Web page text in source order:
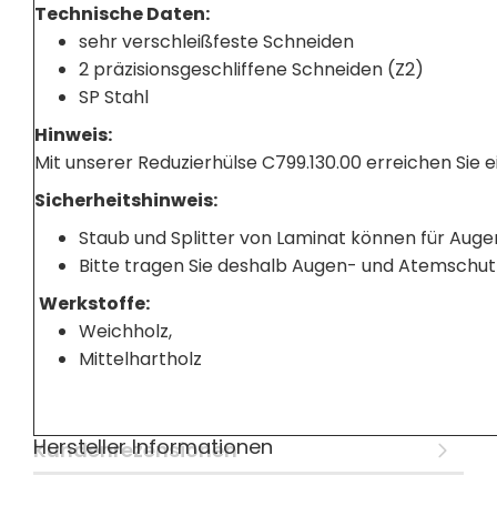
Technische Daten:
sehr verschleißfeste Schneiden
2 präzisionsgeschliffene Schneiden (Z2)
SP Stahl
Hinweis:
Mit unserer Reduzierhülse C799.130.00 erreichen
Sicherheitshinweis:
Staub und Splitter von Laminat können für
Bitte tragen Sie deshalb Augen- und
Werkstoffe:
Weichholz,
Mittelhartholz
Kundenrezensionen
Hersteller Informationen